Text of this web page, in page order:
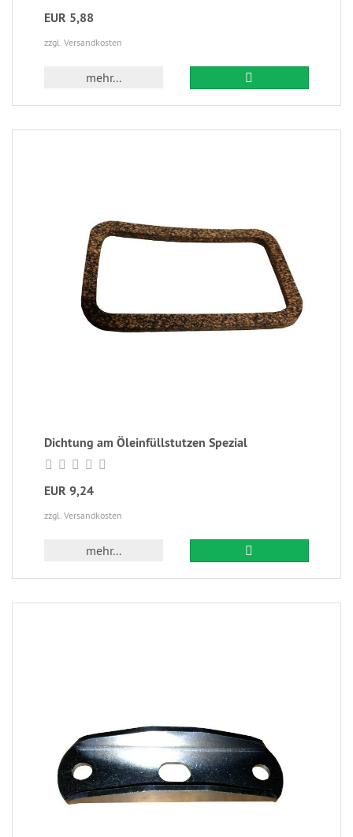
EUR 5,88
zzgl. Versandkosten
mehr...
Dichtung am Öleinfüllstutzen Spezial
EUR 9,24
zzgl. Versandkosten
mehr...